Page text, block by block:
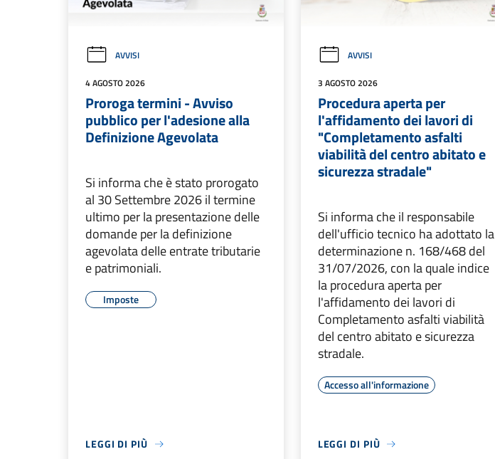
AVVISI
4 AGOSTO 2026
Proroga termini - Avviso
pubblico per l'adesione alla
Definizione Agevolata
Si informa che è stato prorogato
al 30 Settembre 2026 il termine
ultimo per la presentazione delle
domande per la definizione
agevolata delle entrate tributarie
e patrimoniali.
Imposte
LEGGI DI PIÙ
AVVISI
3 AGOSTO 2026
Procedura aperta per
l'affidamento dei lavori di
"Completamento asfalti
viabilità del centro abitato e
sicurezza stradale"
Si informa che il responsabile
dell'ufficio tecnico ha adottato la
determinazione n. 168/468 del
31/07/2026, con la quale indice
la procedura aperta per
l'affidamento dei lavori di
Completamento asfalti viabilità
del centro abitato e sicurezza
stradale.
Accesso all'informazione
LEGGI DI PIÙ